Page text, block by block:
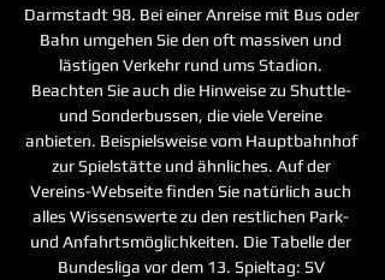
Darmstadt 98. Bei einer Anreise mit Bus oder
Bahn umgehen Sie den oft massiven und
lästigen Verkehr rund ums Stadion.
Beachten Sie auch die Hinweise zu Shuttle-
und Sonderbussen, die viele Vereine
anbieten. Beispielsweise vom Hauptbahnhof
zur Spielstätte und ähnliches. Auf der
Vereins-Webseite finden Sie natürlich auch
alles Wissenswerte zu den restlichen Park-
und Anfahrtsmöglichkeiten. Die Tabelle der
Bundesliga vor dem 13. Spieltag: SV